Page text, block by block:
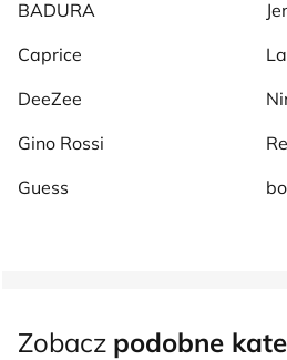
BADURA
Caprice
DeeZee
Gino Rossi
Guess
Zobacz podobne